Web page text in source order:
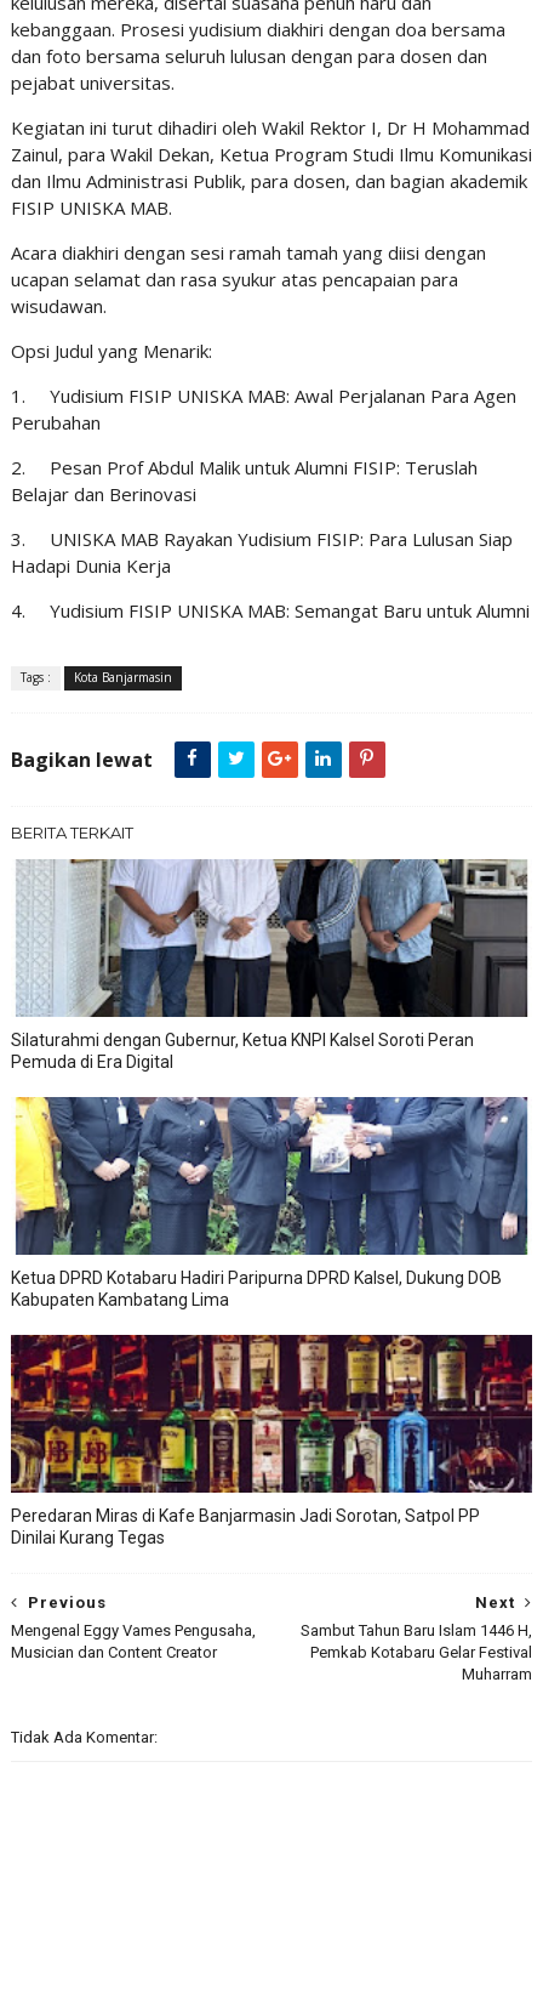
kebanggaan. Prosesi yudisium diakhiri dengan doa bersama
dan foto bersama seluruh lulusan dengan para dosen dan
pejabat universitas.
Kegiatan ini turut dihadiri oleh Wakil Rektor I, Dr H Mohammad
Zainul, para Wakil Dekan, Ketua Program Studi Ilmu Komunikasi
dan Ilmu Administrasi Publik, para dosen, dan bagian akademik
FISIP UNISKA MAB.
Acara diakhiri dengan sesi ramah tamah yang diisi dengan
ucapan selamat dan rasa syukur atas pencapaian para
wisudawan.
Opsi Judul yang Menarik:
1.
Yudisium FISIP UNISKA MAB: Awal Perjalanan Para Agen
Perubahan
2.
Pesan Prof Abdul Malik untuk Alumni FISIP: Teruslah
Belajar dan Berinovasi
3.
UNISKA MAB Rayakan Yudisium FISIP: Para Lulusan Siap
Hadapi Dunia Kerja
4.
Yudisium FISIP UNISKA MAB: Semangat Baru untuk Alumni
Tags : Kota Banjarmasin
Bagikan lewat
BERITA TERKAIT
Silaturahmi dengan Gubernur, Ketua KNPI Kalsel Soroti Peran
Pemuda di Era Digital
Ketua DPRD Kotabaru Hadiri Paripurna DPRD Kalsel, Dukung DOB
Kabupaten Kambatang Lima
Peredaran Miras di Kafe Banjarmasin Jadi Sorotan, Satpol PP
Dinilai Kurang Tegas
Next
Sambut Tahun Baru Islam 1446 H,
Pemkab Kotabaru Gelar Festival
Muharram
Previous
Mengenal Eggy Vames Pengusaha,
Musician dan Content Creator
Tidak Ada Komentar: